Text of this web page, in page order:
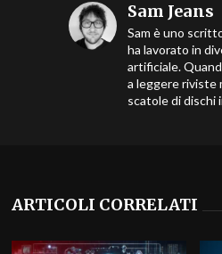
Sam Jeans
Sam è uno
ha lavorato in
artificiale.
a leggere riviste
scatole di dischi
ARTICOLI CORRELATI